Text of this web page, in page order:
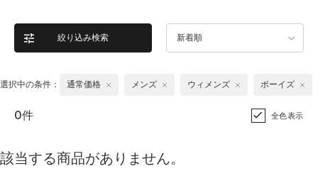
絞り込み検索 新着順
選択中の条件： 通常価格 メンズ ウィメンズ ボーイズ
0件 全色表示
該当する商品がありません。